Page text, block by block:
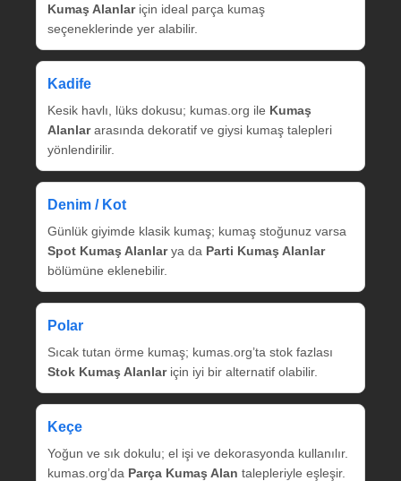
Kumaş Alanlariçin ideal parça kumaş
seçeneklerinde yer alabilir.
Kadife
Kesik havlı, lüks dokusu; kumas.org ile Kumaş
Alanlararasında dekoratif ve giysi kumaş talepleri
yönlendirilir.
Denim / Kot
Günlük giyimde klasik kumaş; kumaş stoğunuz varsa
Spot Kumaş Alanlarya da Parti Kumaş Alanlar
bölümüne eklenebilir.
Polar
Sıcak tutan örme kumaş; kumas.org’ta stok fazlası
Stok Kumaş Alanlariçin iyi bir alternatif olabilir.
Keçe
Yoğun ve sık dokulu; el işi ve dekorasyonda kullanılır.
kumas.org’da Parça Kumaş Alan talepleriyle eşleşir.